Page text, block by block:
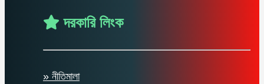
দরকারি লিংক
» নীতিমালা